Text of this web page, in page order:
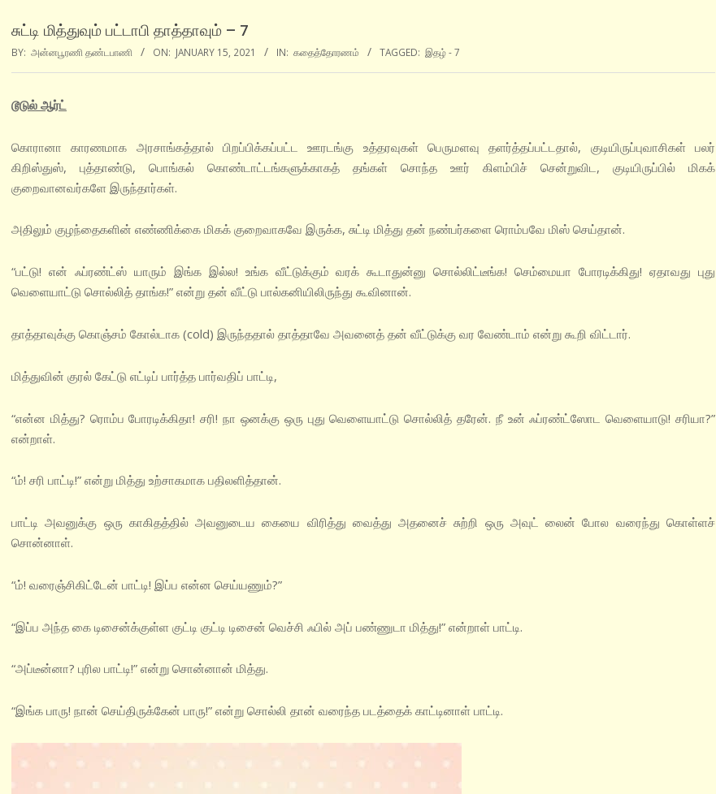
சுட்டி மித்துவும் பட்டாபி தாத்தாவும் – 7
BY: அன்னபூரணி தண்டபாணி ON: JANUARY 15, 2021 IN: கதைத்தோரணம் TAGGED: இதழ் - 7
டூடுல் ஆர்ட்
கொரானா காரணமாக அரசாங்கத்தால் பிறப்பிக்கப்பட்ட ஊரடங்கு உத்தரவுகள் பெருமளவு தளர்த்தப்பட்டதால், குடியிருப்புவாசிகள் பலர்
கிறிஸ்துஸ், புத்தாண்டு, பொங்கல் கொண்டாட்டங்களுக்காகத் தங்கள் சொந்த ஊர் கிளம்பிச் சென்றுவிட, குடியிருப்பில் மிகக்
குறைவானவர்களே இருந்தார்கள்.
அதிலும் குழந்தைகளின் எண்ணிக்கை மிகக் குறைவாகவே இருக்க, சுட்டி மித்து தன் நண்பர்களை ரொம்பவே மிஸ் செய்தான்.
“பட்டு! என் ஃப்ரண்ட்ஸ் யாரும் இங்க இல்ல! உங்க வீட்டுக்கும் வரக் கூடாதுன்னு சொல்லிட்டீங்க! செம்மையா போரடிக்கிது! ஏதாவது புது
வெளையாட்டு சொல்லித் தாங்க!” என்று தன் வீட்டு பால்கனியிலிருந்து கூவினான்.
தாத்தாவுக்கு கொஞ்சம் கோல்டாக (cold) இருந்ததால் தாத்தாவே அவனைத் தன் வீட்டுக்கு வர வேண்டாம் என்று கூறி விட்டார்.
மித்துவின் குரல் கேட்டு எட்டிப் பார்த்த பார்வதிப் பாட்டி,
“என்ன மித்து? ரொம்ப போரடிக்கிதா! சரி! நா ஒனக்கு ஒரு புது வெளையாட்டு சொல்லித் தரேன். நீ உன் ஃப்ரண்ட்ஸோட வெளையாடு! சரியா?”
என்றாள்.
“ம்! சரி பாட்டி!” என்று மித்து உற்சாகமாக பதிலளித்தான்.
பாட்டி அவனுக்கு ஒரு காகிதத்தில் அவனுடைய கையை விரித்து வைத்து அதனைச் சுற்றி ஒரு அவுட் லைன் போல வரைந்து கொள்ளச்
சொன்னாள்.
“ம்! வரைஞ்சிகிட்டேன் பாட்டி! இப்ப என்ன செய்யணும்?”
“இப்ப அந்த கை டிசைன்க்குள்ள குட்டி குட்டி டிசைன் வெச்சி ஃபில் அப் பண்ணுடா மித்து!” என்றாள் பாட்டி.
“அப்டீன்னா? புரில பாட்டி!” என்று சொன்னான் மித்து.
“இங்க பாரு! நான் செய்திருக்கேன் பாரு!” என்று சொல்லி தான் வரைந்த படத்தைக் காட்டினாள் பாட்டி.